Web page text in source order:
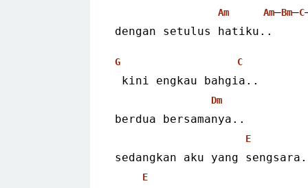
Am Am–Bm–C
dengan setulus hatiku..
G C
kini engkau bahgia..
Dm
berdua bersamanya..
E
sedangkan aku yang
E